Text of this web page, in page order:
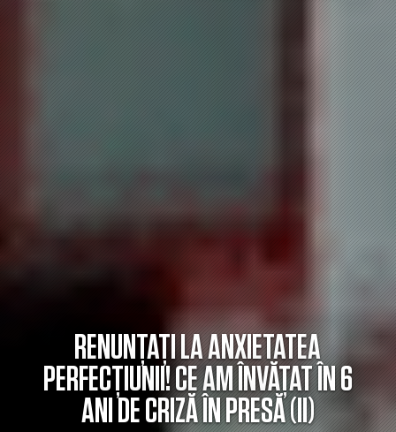
RENUNȚAȚI LA ANXIETATEA
PERFECȚIUNII! CE AM ÎNVĂȚAT ÎN 6
ANI DE CRIZĂ ÎN PRESĂ (II)